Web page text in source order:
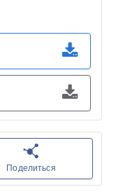
Поделиться